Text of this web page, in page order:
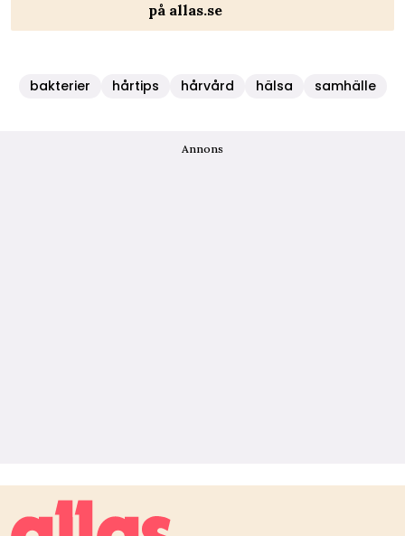
på allas.se
bakterier hårtips hårvård hälsa samhälle
Annons